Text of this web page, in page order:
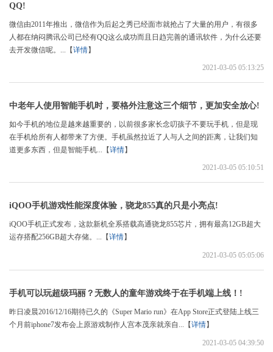
QQ!
微信由2011年推出，微信作为后起之秀已经面市就抢占了大量的用户，有很多
人都在纳闷腾讯公司已经有QQ这么成功而且日趋完善的通讯软件，为什么还要
去开发微信呢。...【详情】
2021-03-05 05:13:25
中老年人使用智能手机时，要格外注意这三个细节，更加安全放心!
如今手机的地位是越来越重要的，以前很多家长念叨孩子不要玩手机，但是现
在手机给所有人都带来了方便。手机虽然拉近了人与人之间的距离，让我们知
道更多东西，但是智能手机...【详情】
2021-03-05 05:10:51
iQOO手机游戏性能深度体验，骁龙855真的只是小亮点!
iQOO手机正式发布，这款新机全系搭载高通骁龙855芯片，拥有最高12GB超大
运存搭配256GB超大存储。...【详情】
2021-03-05 05:05:06
手机可以玩超级玛丽？无数人的童年游戏终于在手机端上线！!
昨日凌晨2016/12/16期待已久的《Super Mario run》在App Store正式登陆上线三
个月前iphone7发布会上原游戏制作人宫本茂亲就亲自...【详情】
2021-03-05 04:39:50